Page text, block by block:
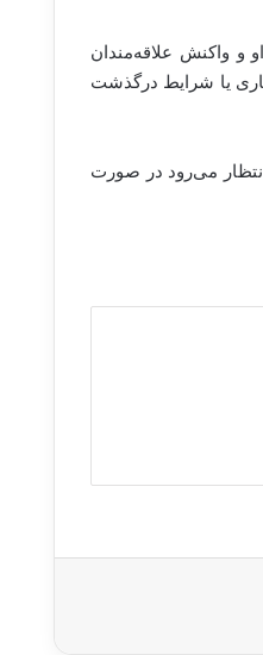
واکنش علاقه‌مندان
یا شرایط درگذشت
می‌رود در صورت